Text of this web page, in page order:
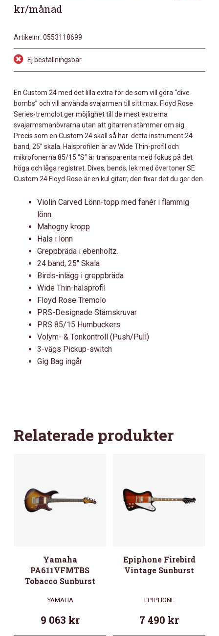
kr/månad
Artikelnr: 0553118699
Ej beställningsbar
En Custom 24 med det lilla extra för de som vill göra “dive
bombs” och vill använda svajarmen till sitt max. Floyd Rose
Series-tremolot ger möjlighet till de mest extrema
svajarmsmanövrarna utan att gitarren stämmer om sig.
Precis som en Custom 24 skall så har detta instrument 24
band, 25” skala. Halsprofilen är av Wide Thin-profil och
mikrofonerna 85/15 “S” är transparenta med fokus på det
höga och låga registret. Dives, bends, lek med övertoner SE
Custom 24 Floyd Rose är en kul gitarr, den fixar det du ger den.
Violin Carved Lönn-topp med fanér i flammig
lönn.
Mahogny kropp
Hals i lönn
Greppbräda i ebenholtz.
24 band, 25″ Skala
Birds-inlägg i greppbräda
Wide Thin-halsprofil
Floyd Rose Tremolo
PRS-Designade Stämskruvar
PRS 85/15 Humbuckers
Volym- & Tonkontroll (Push/Pull)
3-vägs Pickup-switch
Gig Bag ingår
Relaterade produkter
Yamaha
PA611VFMTBS
Tobacco Sunburst
YAMAHA
9 063 kr
Epiphone Firebird
Vintage Sunburst
EPIPHONE
7 490 kr